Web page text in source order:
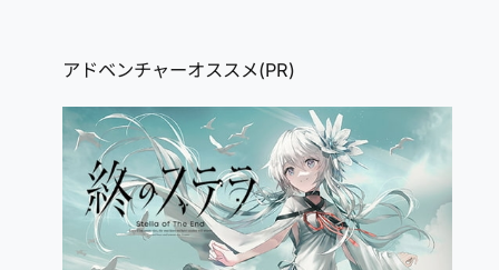
アドベンチャーオススメ(PR)